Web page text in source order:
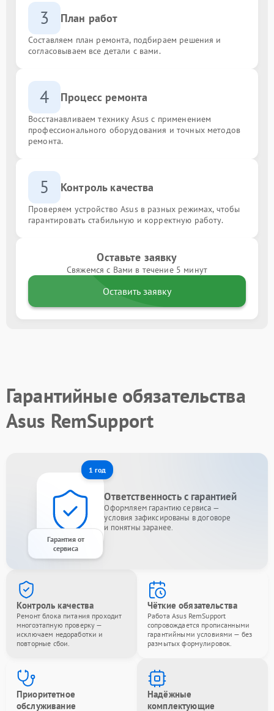
3 План работ
Составляем план ремонта, подбираем решения и
согласовываем все детали с вами.
4 Процесс ремонта
Восстанавливаем технику Asus с применением
профессионального оборудования и точных методов
ремонта.
5 Контроль качества
Проверяем устройство Asus в разных режимах, чтобы
гарантировать стабильную и корректную работу.
Оставьте заявку
Свяжемся с Вами в течение 5 минут
Оставить заявку
Гарантийные обязательства
Asus RemSupport
1 год
Гарантия от
сервиса
Ответственность с гарантией
Оформляем гарантию сервиса —
условия зафиксированы в договоре
и понятны заранее.
Контроль качества
Ремонт блока питания проходит
многоэтапную проверку —
исключаем недоработки и
повторные сбои.
Чёткие обязательства
Работа Asus RemSupport
сопровождается прописанными
гарантийными условиями — без
размытых формулировок.
Приоритетное
обслуживание
Надёжные
комплектующие